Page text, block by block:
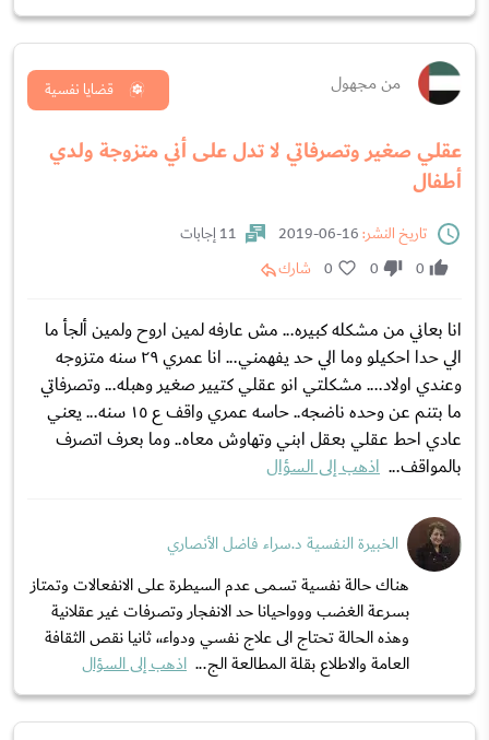
من مجهول
عقلي صغير وتصرفاتي لا تدل على أني متزوجة ولدي
أطفال
قضايا نفسية
تاريخ النشر:
11 إجابات
0
0
0 شارك
انا بعاني من مشكله كبيره... مش عارفه لمين اروح ولمين ألجأ ما
الي حدا احكيلو وما الي حد يفهمني... انا عمري ٢٩ سنه متزوجه
وعندي اولاد.... مشكلتي انو عقلي كتيير صغير وهبله... وتصرفاتي
ما بتنم عن وحده ناضجه.. حاسه عمري واقف ع ١٥ سنه... يعني
عادي احط عقلي بعقل ابني وتهاوش معاه.. وما بعرف اتصرف
بالمواقف... اذهب إلى السؤال
الخبيرة النفسية د.سراء فاضل الأنصاري
هناك حالة نفسية تسمى عدم السيطرة على الانفعالات وتمتاز
بسرعة الغضب ووواحيانا حد الانفجار وتصرفات غير عقلانية
وهذه الحالة تحتاج الى علاج نفسي ودواء،، ثانيا نقص الثقافة
العامة والاطلاع بقلة المطالعة الج... اذهب إلى السؤال